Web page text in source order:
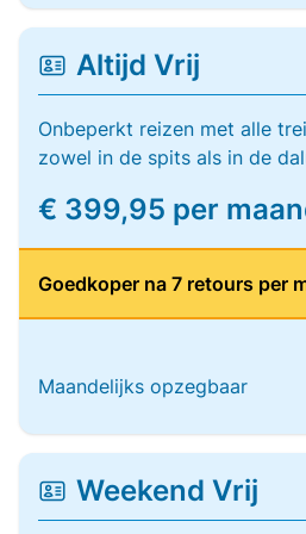
Altijd Vrij
Onbeperkt reizen met alle
zowel in de spits als in de
€ 399,95 per
Goedkoper na 7 retours per
Maandelijks opzegbaar
Weekend Vrij